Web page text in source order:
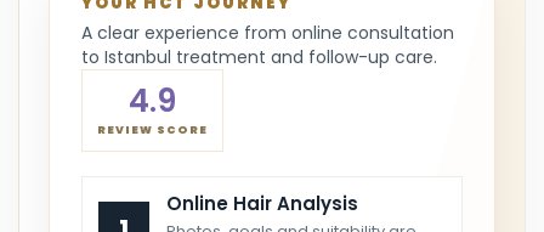
A clear experience from online consultation
to Istanbul treatment and follow-up care.
4.9
REVIEW SCORE
Online Hair Analysis